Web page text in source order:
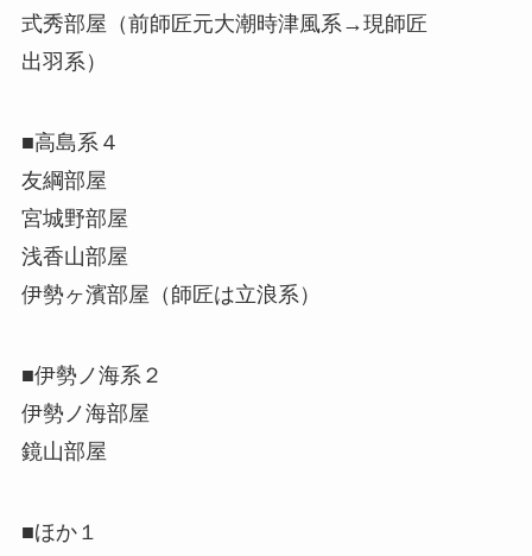
式秀部屋（前師匠元大潮時津風系→現師匠
出羽系）
■高島系４
友綱部屋
宮城野部屋
浅香山部屋
伊勢ヶ濱部屋（師匠は立浪系）
■伊勢ノ海系２
伊勢ノ海部屋
鏡山部屋
■ほか１